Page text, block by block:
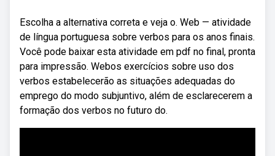
Escolha a alternativa correta e veja o. Web — atividade
de língua portuguesa sobre verbos para os anos finais.
Você pode baixar esta atividade em pdf no final, pronta
para impressão. Webos exercícios sobre uso dos
verbos estabelecerão as situações adequadas do
emprego do modo subjuntivo, além de esclarecerem a
formação dos verbos no futuro do.